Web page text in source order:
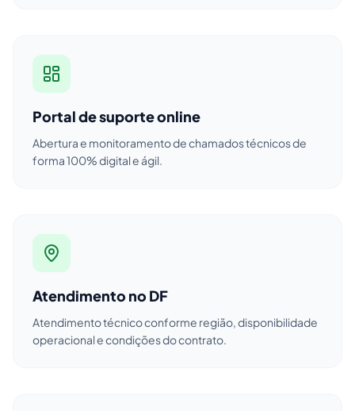
Portal de suporte online
Abertura e monitoramento de chamados técnicos de
forma 100% digital e ágil.
Atendimento no DF
Atendimento técnico conforme região, disponibilidade
operacional e condições do contrato.